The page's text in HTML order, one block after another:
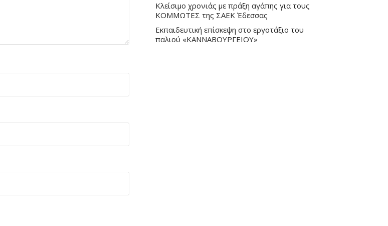
Κλείσιμο χρονιάς με πράξη αγάπης για τους
ΚΟΜΜΩΤΕΣ της ΣΑΕΚ Έδεσσας
Εκπαιδευτική επίσκεψη στο εργοτάξιο του
παλιού «ΚΑΝΝΑΒΟΥΡΓΕΙΟΥ»